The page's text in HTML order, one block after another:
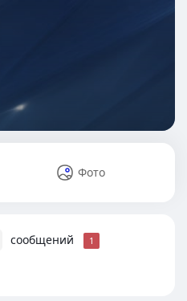
Фото
сообщений 1